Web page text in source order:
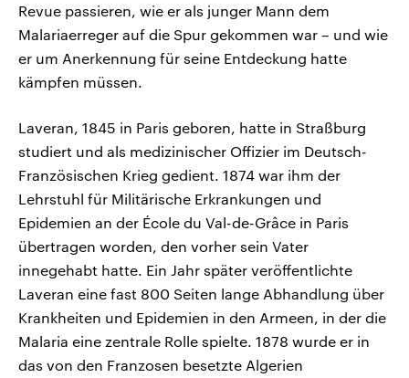
Revue passieren, wie er als junger Mann dem
Malariaerreger auf die Spur gekommen war – und wie
er um Anerkennung für seine Entdeckung hatte
kämpfen müssen.
Laveran, 1845 in Paris geboren, hatte in Straßburg
studiert und als medizinischer Offizier im Deutsch-
Französischen Krieg gedient. 1874 war ihm der
Lehrstuhl für Militärische Erkrankungen und
Epidemien an der École du Val-de-Grâce in Paris
übertragen worden, den vorher sein Vater
innegehabt hatte. Ein Jahr später veröffentlichte
Laveran eine fast 800 Seiten lange Abhandlung über
Krankheiten und Epidemien in den Armeen, in der die
Malaria eine zentrale Rolle spielte. 1878 wurde er in
das von den Franzosen besetzte Algerien